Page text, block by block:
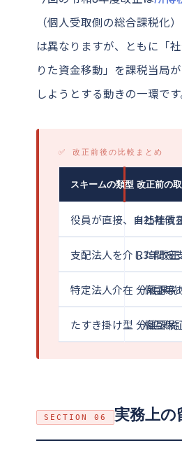
（個人受取側の総合課税化
は異なりますが、ともに「
りた資金移動」を課税当局
しようとする動きの一環です
✅ 改正前後の比較まとめ
スキームの類型 改正前の
役員が直接、自社社債
H25年改
支配法人を介した間接
R3年改
特定法人介在（保証等
分離課税
たすき掛け型（相互保
分離課税
SECTION 06 実務上の